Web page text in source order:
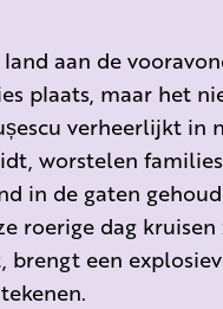
aan de
plaats, maar het
verheerlijkt in
worstelen
in de gaten
roerige dag
een